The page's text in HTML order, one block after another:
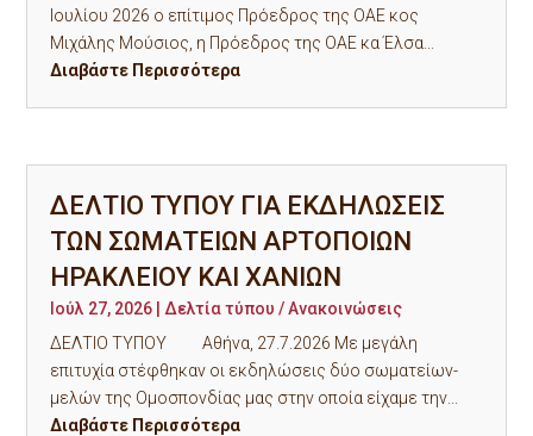
Ιουλίου 2026 ο επίτιμος Πρόεδρος της ΟΑΕ κος
Μιχάλης Μούσιος, η Πρόεδρος της ΟΑΕ κα Έλσα...
Διαβάστε Περισσότερα
ΔΕΛΤΙΟ ΤΥΠΟΥ ΓΙΑ ΕΚΔΗΛΩΣΕΙΣ
ΤΩΝ ΣΩΜΑΤΕΙΩΝ ΑΡΤΟΠΟΙΩΝ
ΗΡΑΚΛΕΙΟΥ ΚΑΙ ΧΑΝΙΩΝ
Ιούλ 27, 2026
Δελτία τύπου / Ανακοινώσεις
ΔΕΛΤΙΟ ΤΥΠΟΥ Αθήνα, 27.7.2026 Με μεγάλη
επιτυχία στέφθηκαν οι εκδηλώσεις δύο σωματείων-
μελών της Ομοσπονδίας μας στην οποία είχαμε την...
Διαβάστε Περισσότερα